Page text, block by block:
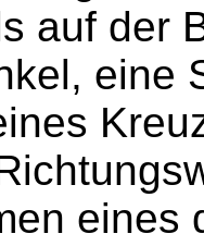
auf der
eine
eines